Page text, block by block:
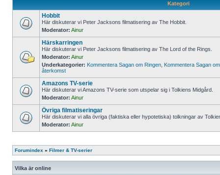
Kategori
Hobbit
Här diskuterar vi Peter Jacksons filmatisering av The Hobbit.
Moderator: Ainur
Härskarringen
Här diskuterar vi Peter Jacksons filmatisering av The Lord of the Rings.
Moderator: Ainur
Underkategorier: Kommentera Sagan om Ringen Kommentera Sagan
återkomst
Amazons TV-serie
Här diskuterar vi Amazons TV-serie som utspelar sig i Tolkiens Midgård.
Moderator: Ainur
Övriga filmatiseringar
Här diskuterar vi alla övriga (faktiska eller hypotetiska) tolkningar av
Moderator: Ainur
Forumindex » Filmer & TV-serier
Vilka är online